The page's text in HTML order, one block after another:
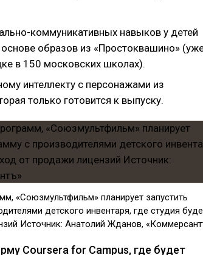
коммуникативных навыков у детей
образов из «Простоквашино»
в 150 московских школах).
интеллекту с персонажами из
только готовится к выпуску.
«Союзмультфильм» планирует запустить
детского инвентаря, где студия
Источник: Анатолий Жданов,
Coursera for Campus, где будет